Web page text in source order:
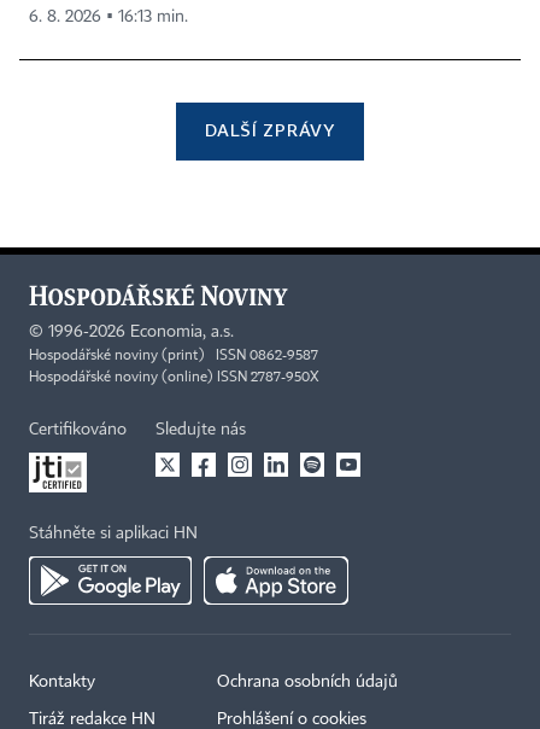
6. 8. 2026 ▪ 16:13 min.
DALŠÍ ZPRÁVY
© 1996-2026 Economia, a.s.
Hospodářské noviny (print) ISSN 0862-9587
Hospodářské noviny (online) ISSN 2787-950X
Certifikováno Sledujte nás
Stáhněte si aplikaci HN
Kontakty
Tiráž redakce HN
Ochrana osobních údajů
Prohlášení o cookies